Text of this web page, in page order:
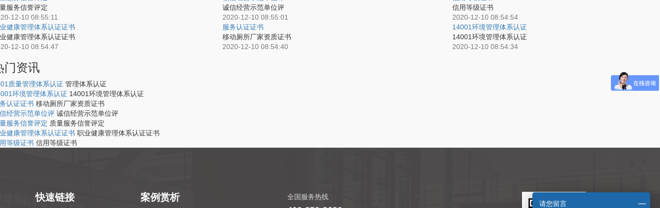
服务信誉评定
12-10 08:55:11
诚信经营示范单位评
2020-12-10 08:55:01
信用等级证书
2020-12-10 08:54:54
健康管理体系认证证书
健康管理体系认证证书
12-10 08:54:47
服务认证证书
移动厕所厂家资质证书
2020-12-10 08:54:40
14001环境管理体系认证
14001环境管理体系认证
2020-12-10 08:54:34
门资讯
质量管理体系认证 管理体系认证
环境管理体系认证 14001环境管理体系认证
认证证书 移动厕所厂家资质证书
经营示范单位评 诚信经营示范单位评
服务信誉评定 质量服务信誉评定
健康管理体系认证证书 职业健康管理体系认证证书
等级证书 信用等级证书
快速链接 案例赏析 全国服务热线
请您留言